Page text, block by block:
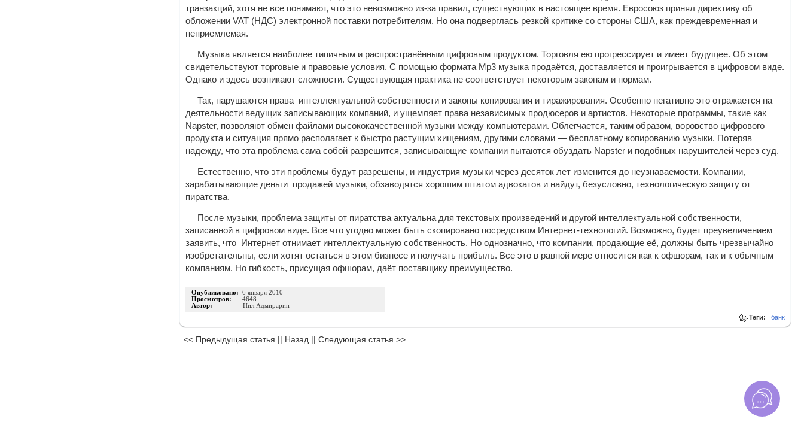
транзакций, хотя не все понимают, что это невозможно из-за правил, существующих в настоящее время. Евросоюз принял директиву об
обложении VAT (НДС) электронной поставки потребителям. Но она подверглась резкой критике со стороны США, как преждевременная и
неприемлемая.
Музыка является наиболее типичным и распространённым цифровым продуктом. Торговля ею прогрессирует и имеет будущее. Об этом
свидетельствуют торговые и правовые условия. С помощью формата Mp3 музыка продаётся, доставляется и проигрывается в цифровом виде.
Однако и здесь возникают сложности. Существующая практика не соответствует некоторым законам и нормам.
Так, нарушаются права интеллектуальной собственности и законы копирования и тиражирования. Особенно негативно это отражается на
деятельности ведущих записывающих компаний, и ущемляет права независимых продюсеров и артистов. Некоторые программы, такие как
Napster, позволяют обмен файлами высококачественной музыки между компьютерами. Облегчается, таким образом, воровство цифрового
продукта и ситуация прямо располагает к быстро растущим хищениям, другими словами — бесплатному копированию музыки. Потеряв
надежду, что эта проблема сама собой разрешится, записывающие компании пытаются обуздать Napster и подобных нарушителей через суд.
Естественно, что эти проблемы будут разрешены, и индустрия музыки через десяток лет изменится до неузнаваемости. Компании,
зарабатывающие деньги продажей музыки, обзаводятся хорошим штатом адвокатов и найдут, безусловно, технологическую защиту от
пиратства.
После музыки, проблема защиты от пиратства актуальна для текстовых произведений и другой интеллектуальной собственности,
записанной в цифровом виде. Все что угодно может быть скопировано посредством Интернет-технологий. Возможно, будет преувеличением
заявить, что Интернет отнимает интеллектуальную собственность. Но однозначно, что компании, продающие её, должны быть чрезвычайно
изобретательны, если хотят остаться в этом бизнесе и получать прибыль. Все это в равной мере относится как к офшорам, так и к обычным
компаниям. Но гибкость, присущая офшорам, даёт поставщику преимущество.
Опубликовано: 6 января 2010
Просмотров: 4648
Автор:
Нил Адмирарин
Теги: банк
<< Предыдущая статья || Назад || Следующая статья >>